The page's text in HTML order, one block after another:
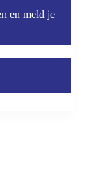
en meld je